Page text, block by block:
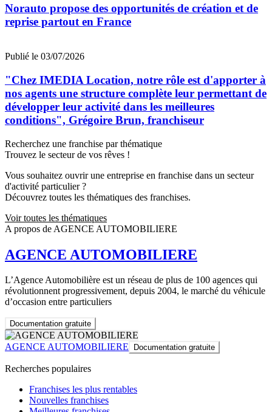
Norauto propose des opportunités de création et de
reprise partout en France
Publié le 03/07/2026
"Chez IMEDIA Location, notre rôle est d'apporter à
nos agents une structure complète leur permettant de
développer leur activité dans les meilleures
conditions", Grégoire Brun, franchiseur
Recherchez une franchise par thématique
Trouvez le secteur de vos rêves !
Vous souhaitez ouvrir une entreprise en franchise dans un secteur
d'activité particulier ?
Découvrez toutes les thématiques des franchises.
Voir toutes les thématiques
A propos de AGENCE AUTOMOBILIERE
AGENCE AUTOMOBILIERE
L’Agence Automobilière est un réseau de plus de 100 agences qui
révolutionnent progressivement, depuis 2004, le marché du véhicule
d’occasion entre particuliers
Documentation gratuite
AGENCE AUTOMOBILIERE Documentation gratuite
Recherches populaires
Franchises les plus rentables
Nouvelles franchises